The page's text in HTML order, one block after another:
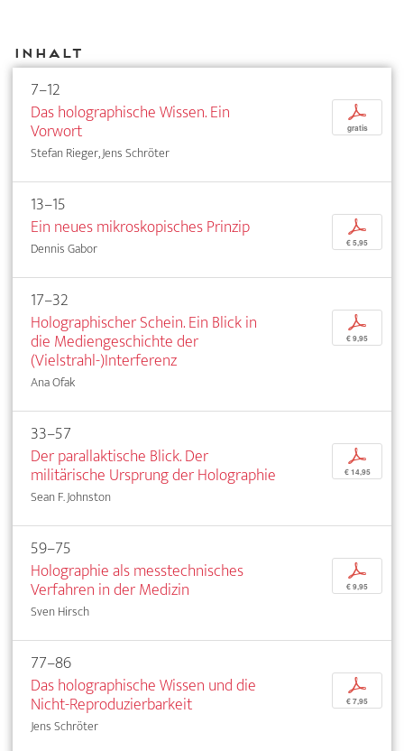
Inhalt
7–12
Das holographische Wissen. Ein
Vorwort
Stefan Rieger, Jens Schröter
p
gratis
13–15
Ein neues mikroskopisches Prinzip
Dennis Gabor
p
€ 5,95
17–32
Holographischer Schein. Ein Blick in
die Mediengeschichte der
(Vielstrahl-)Interferenz
Ana Ofak
p
€ 9,95
33–57
Der parallaktische Blick. Der
militärische Ursprung der Holographie
Sean F. Johnston
p
€ 14,95
59–75
Holographie als messtechnisches
Verfahren in der Medizin
Sven Hirsch
p
€ 9,95
77–86
Das holographische Wissen und die
Nicht-Reproduzierbarkeit
Jens Schröter
p
€ 7,95